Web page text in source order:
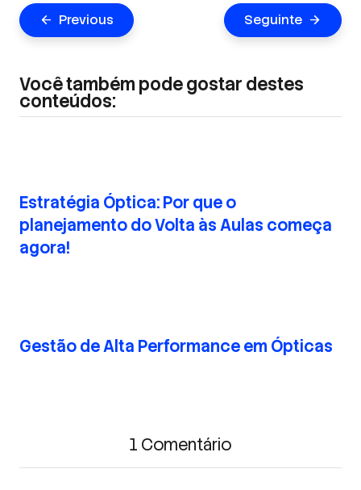
Navegação
de
arrow_back Previous Seguinte arrow_forward
Você também pode gostar destes
conteúdos:
Estratégia Óptica: Por que o
planejamento do Volta às Aulas começa
agora!
Gestão de Alta Performance em Ópticas
1 Comentário